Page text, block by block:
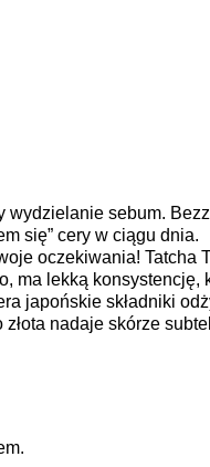
wydzielanie sebum.
się” cery w ciągu dnia.
oczekiwania! Tatcha
ma lekką konsystencję,
japońskie składniki
nadaje skórze